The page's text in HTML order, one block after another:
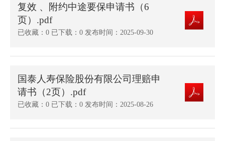
复效 、附约中途要保申请书（6
页）.pdf
已收藏：0 已下载：0 发布时间：2025-09-30
国泰人寿保险股份有限公司理赔申
请书（2页）.pdf
已收藏：0 已下载：0 发布时间：2025-08-26